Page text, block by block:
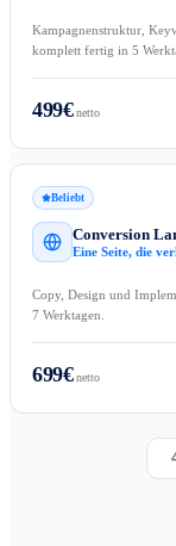
Kampagnenstruktur,
komplett fertig in 5
499€netto
Beliebt
Conversion
Eine Seite, die
Copy, Design und
7 Werktagen.
699€netto